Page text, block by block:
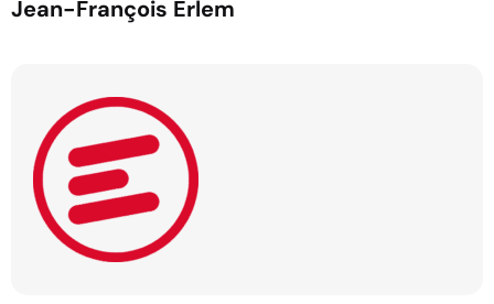
Jean-François Erlem